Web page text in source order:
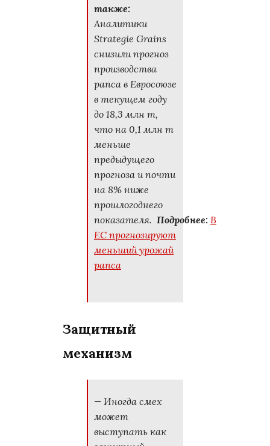
также:
Аналитики
Strategie Grains
снизили прогноз
производства
рапса в Евросоюзе
в текущем году
до 18,3 млн т,
что на 0,1 млн т
меньше
предыдущего
прогноза и почти
на 8% ниже
прошлогоднего
показателя. Подробнее: В
ЕС прогнозируют
меньший урожай
рапса
Защитный
механизм
— Иногда смех
может
выступать как